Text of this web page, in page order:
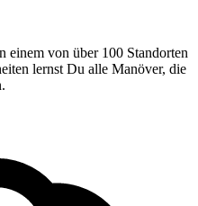
einem von über 100 Standorten
lernst Du alle Manöver, die